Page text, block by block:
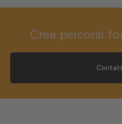
Crea percorsi